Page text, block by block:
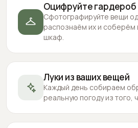
Оцифруйте гардероб
Сфотографируйте вещи
распознаём их и
шкаф.
Луки из ваших вещей
Каждый день собираем
реальную погоду из того,